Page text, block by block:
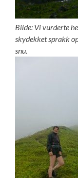
Bilde: Vi vurderte
skydekket sprakk
snu.